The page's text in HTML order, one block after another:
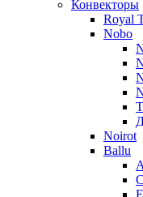
Конвекторы
Royal
Nobo
Noirot
Ballu